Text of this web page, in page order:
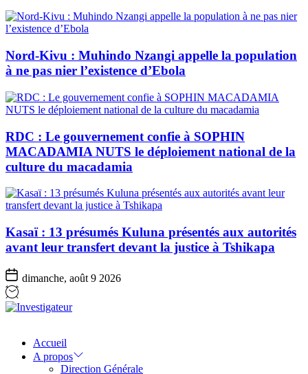
Nord-Kivu : Muhindo Nzangi appelle la population
à ne pas nier l’existence d’Ebola
RDC : Le gouvernement confie à SOPHIN
MACADAMIA NUTS le déploiement national de la
culture du macadamia
Kasaï : 13 présumés Kuluna présentés aux autorités
avant leur transfert devant la justice à Tshikapa
dimanche, août 9 2026
Accueil
A propos
Direction Générale